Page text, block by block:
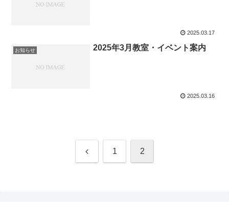
2025.03.17
お知らせ 2025年3月教室・イベント案内
2025.03.16
前 1 2